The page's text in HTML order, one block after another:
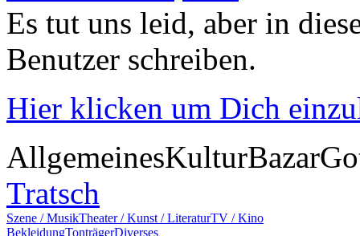
Es tut uns leid, aber in
Benutzer schreiben.
Hier klicken um Dich
AllgemeinesKulturBazar
Tratsch
Szene / MusikTheater / Kunst / LiteraturTV / Kino
BekleidungTonträgerDiverses